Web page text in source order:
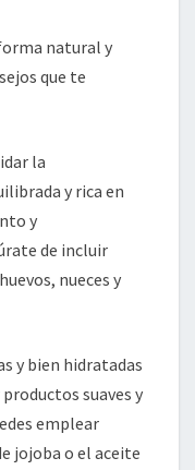
natural y
que te
la
y rica en
y
de incluir
nueces y
y bien hidratadas
suaves y
emplear
jojoba o el aceite